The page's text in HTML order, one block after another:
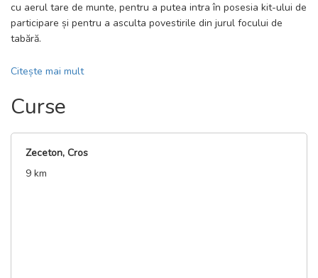
Iti multumim mult pentru dorinta de a participa la Transmaraton!
Echipa Transmaraton
cu aerul tare de munte, pentru a putea intra în posesia kit-ului de
participare și pentru a asculta povestirile din jurul focului de
tabără.
17:00-23:00 – Predare kituri pentru toate probele @ Cabana
19:30 – Foc de tabără @ Cabana Capra, cu ronțăieli și vin fiert 🙂
Duminică
08:00-09:15 — Predare kituri neridicate sâmbătă, pentru cursele
06:30-15:30 — Desfășurare curse
Citește mai mult
Curse
Zeceton, Cros
9 km